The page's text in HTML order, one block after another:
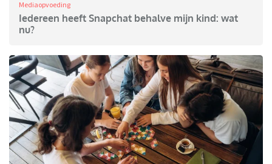
Mediaopvoeding
Iedereen heeft Snapchat behalve mijn kind: wat
nu?